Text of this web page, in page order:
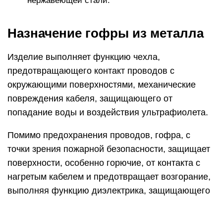
поверхности, особенно горючие, от контакта с
выполняя функцию диэлектрика, защищающего